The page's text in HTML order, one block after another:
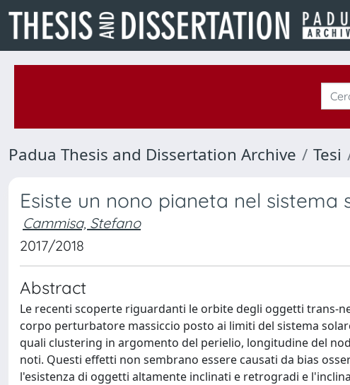
Padua Thesis and Dissertation Archive Tesi
Esiste un nono pianeta nel sistema
Cammisa, Stefano
2017/2018
Abstract
Le recenti scoperte riguardanti le orbite degli oggetti trans-
corpo perturbatore massiccio posto ai limiti del sistema
quali clustering in argomento del perielio, longitudine del
noti. Questi effetti non sembrano essere causati da bias
l'esistenza di oggetti altamente inclinati e retrogradi e